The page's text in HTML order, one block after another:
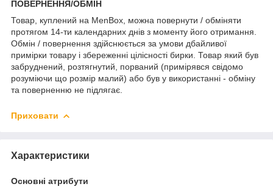
ПОВЕРНЕННЯ/ОБМІН
Товар, куплений на MenBox, можна повернути / обміняти
протягом 14-ти календарних днів з моменту його отримання.
Обмін / повернення здійснюється за умови дбайливої
примірки товару і збереженні цілісності бирки. Товар який був
забруднений, розтягнутий, порваний (примірявся свідомо
розуміючи що розмір малий) або був у використанні - обміну
та поверненню не підлягає.
Приховати
Характеристики
Основні атрибути